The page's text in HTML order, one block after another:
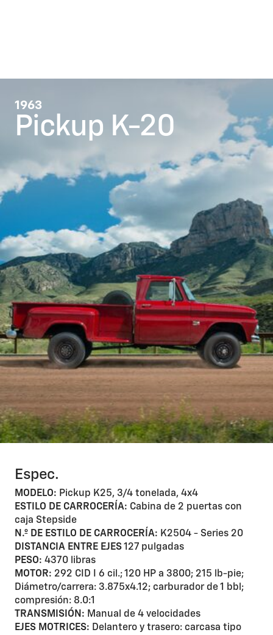
1963
Pickup K-20
Espec.
MODELO: Pickup K25, 3/4 tonelada, 4x4
ESTILO DE CARROCERÍA: Cabina de 2 puertas con
caja Stepside
N.º DE ESTILO DE CARROCERÍA: K2504 - Series 20
DISTANCIA ENTRE EJES127 pulgadas
PESO: 4370 libras
MOTOR: 292 CID I 6 cil.; 120 HP a 3800; 215 lb-pie;
Diámetro/carrera: 3.875x4.12; carburador de 1 bbl;
compresión: 8.0:1
TRANSMISIÓN: Manual de 4 velocidades
EJES MOTRICES: Delantero y trasero: carcasa tipo